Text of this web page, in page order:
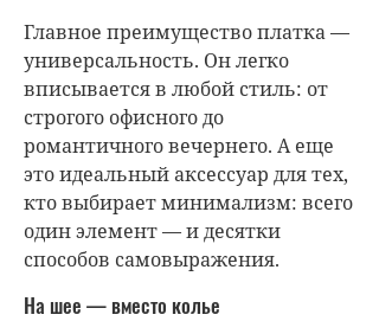
Главное преимущество платка —
универсальность. Он легко
вписывается в любой стиль: от
строгого офисного до
романтичного вечернего. А еще
это идеальный аксессуар для тех,
кто выбирает минимализм: всего
один элемент — и десятки
способов самовыражения.
На шее — вместо колье